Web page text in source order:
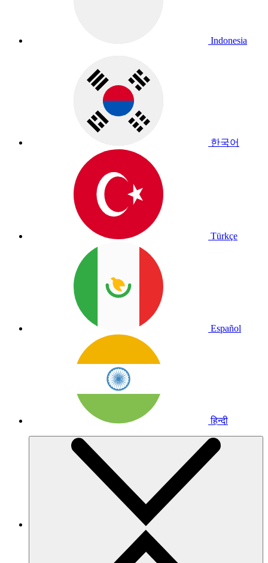
Indonesia
한국어
Türkçe
Español
हिन्दी